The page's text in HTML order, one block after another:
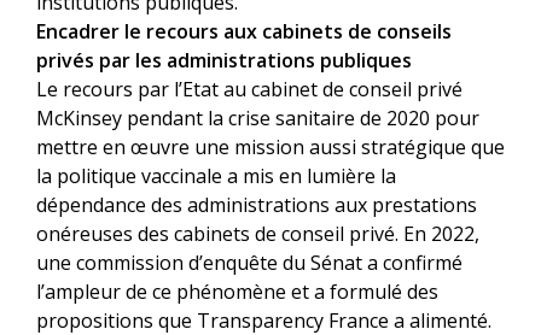
Encadrer le recours aux cabinets de conseils
privés par les administrations publiques
Le recours par l’Etat au cabinet de conseil privé
McKinsey pendant la crise sanitaire de 2020 pour
mettre en œuvre une mission aussi stratégique que
la politique vaccinale a mis en lumière la
dépendance des administrations aux prestations
onéreuses des cabinets de conseil privé. En 2022,
une commission d’enquête du Sénat a confirmé
l’ampleur de ce phénomène et a formulé des
propositions que Transparency France a alimenté.